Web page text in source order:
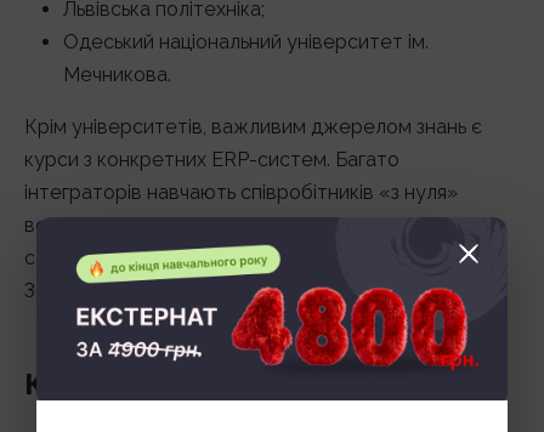
Львівська політехніка;
Одеський національний університет ім.
Мечникова.
Крім університетів, важливим джерелом знань є
курси з конкретних ERP-систем. Багато
інтеграторів навчають співробітників «з нуля»
всередині проектів, а також підтримують
сертифікацію (SAP Certification, Microsoft Dynamics
365, Odoo Official Training).
Кар’єра і зарплата